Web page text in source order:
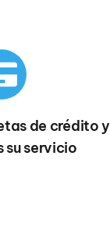
de crédito y
su servicio